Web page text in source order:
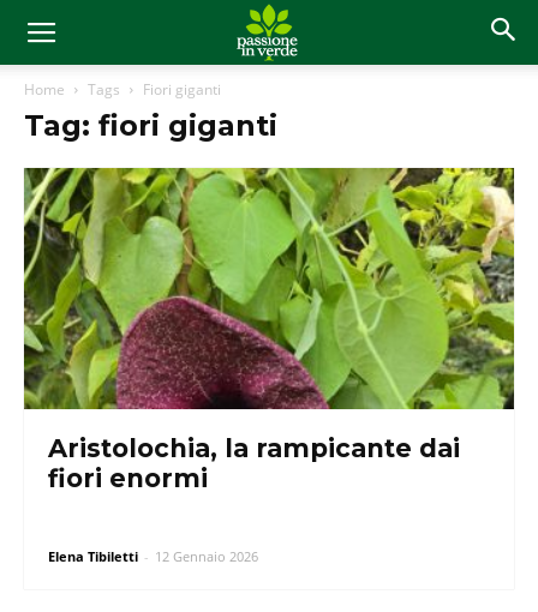
Home Tags Fiori giganti
Tag: fiori giganti
Aristolochia, la rampicante dai
fiori enormi
Elena Tibiletti - 12 Gennaio 2026